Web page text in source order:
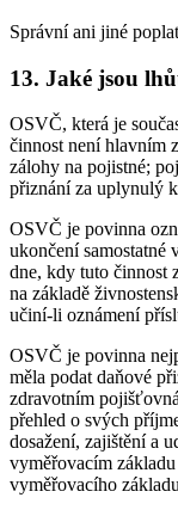
Správní ani jiné
13. Jaké jsou
OSVČ, která je
činnost není hlavním
zálohy na pojistné;
přiznání za uplynulý
OSVČ je povinna
ukončení samostatné
dne, kdy tuto činnost
na základě
učiní-li oznámení
OSVČ je povinna
měla podat daňové
zdravotním
přehled o svých
dosažení, zajištění a
vyměřovacím
vyměřovacího